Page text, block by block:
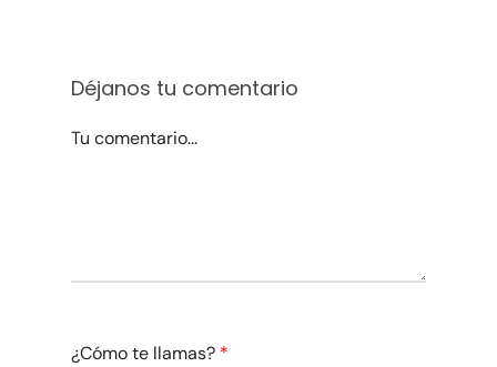
Déjanos tu comentario
Tu comentario...
¿Cómo te llamas? *